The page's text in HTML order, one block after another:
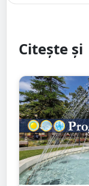
Citește și